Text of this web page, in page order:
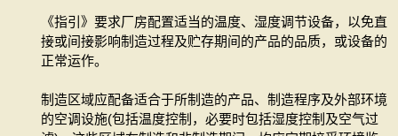
《指引》要求厂房配置适当的温度、湿度调节设备，以免直
接或间接影响制造过程及贮存期间的产品的品质，或设备的
正常运作。
制造区域应配备适合于所制造的产品、制造程序及外部环境
的空调设施(包括温度控制，必要时包括湿度控制及空气过